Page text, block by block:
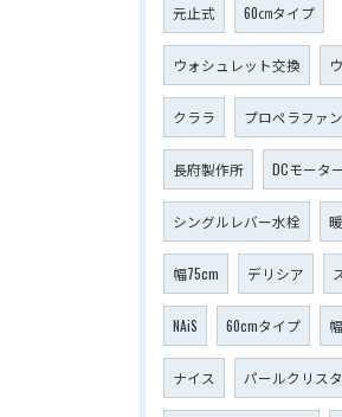
元止式 60㎝タイプ
ウォシュレット交換
クララ プロペラファン
長府製作所 DCモータ
シングルレバー水栓
幅75cm デリシア
NAiS 60cmタイプ
ナイス パールクリス